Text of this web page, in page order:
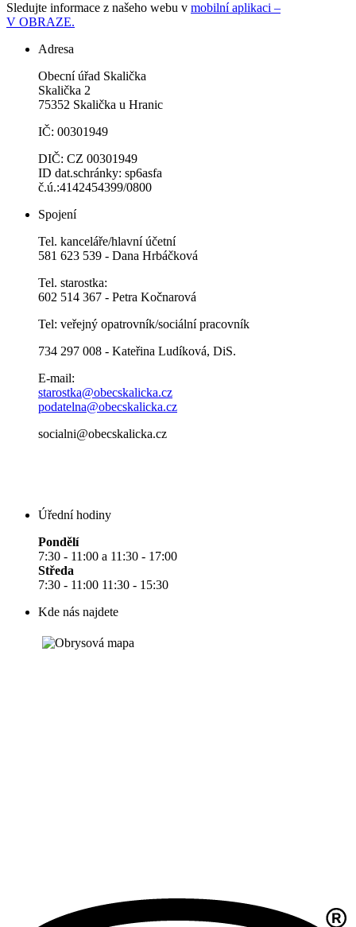
Sledujte informace z našeho webu v mobilní aplikaci –
V OBRAZE.
Adresa
Obecní úřad Skalička
Skalička 2
75352 Skalička u Hranic
IČ: 00301949
DIČ: CZ 00301949
ID dat.schránky: sp6asfa
č.ú.:4142454399/0800
Spojení
Tel. kanceláře/hlavní účetní
581 623 539 - Dana Hrbáčková
Tel. starostka:
602 514 367 - Petra Kočnarová
Tel: veřejný opatrovník/sociální pracovník
734 297 008 - Kateřina Ludíková, DiS.
E-mail:
starostka@obecskalicka.cz
podatelna@obecskalicka.cz
socialni@obecskalicka.cz
Úřední hodiny
Pondělí
7:30 - 11:00 a 11:30 - 17:00
Středa
7:30 - 11:00 11:30 - 15:30
Kde nás najdete